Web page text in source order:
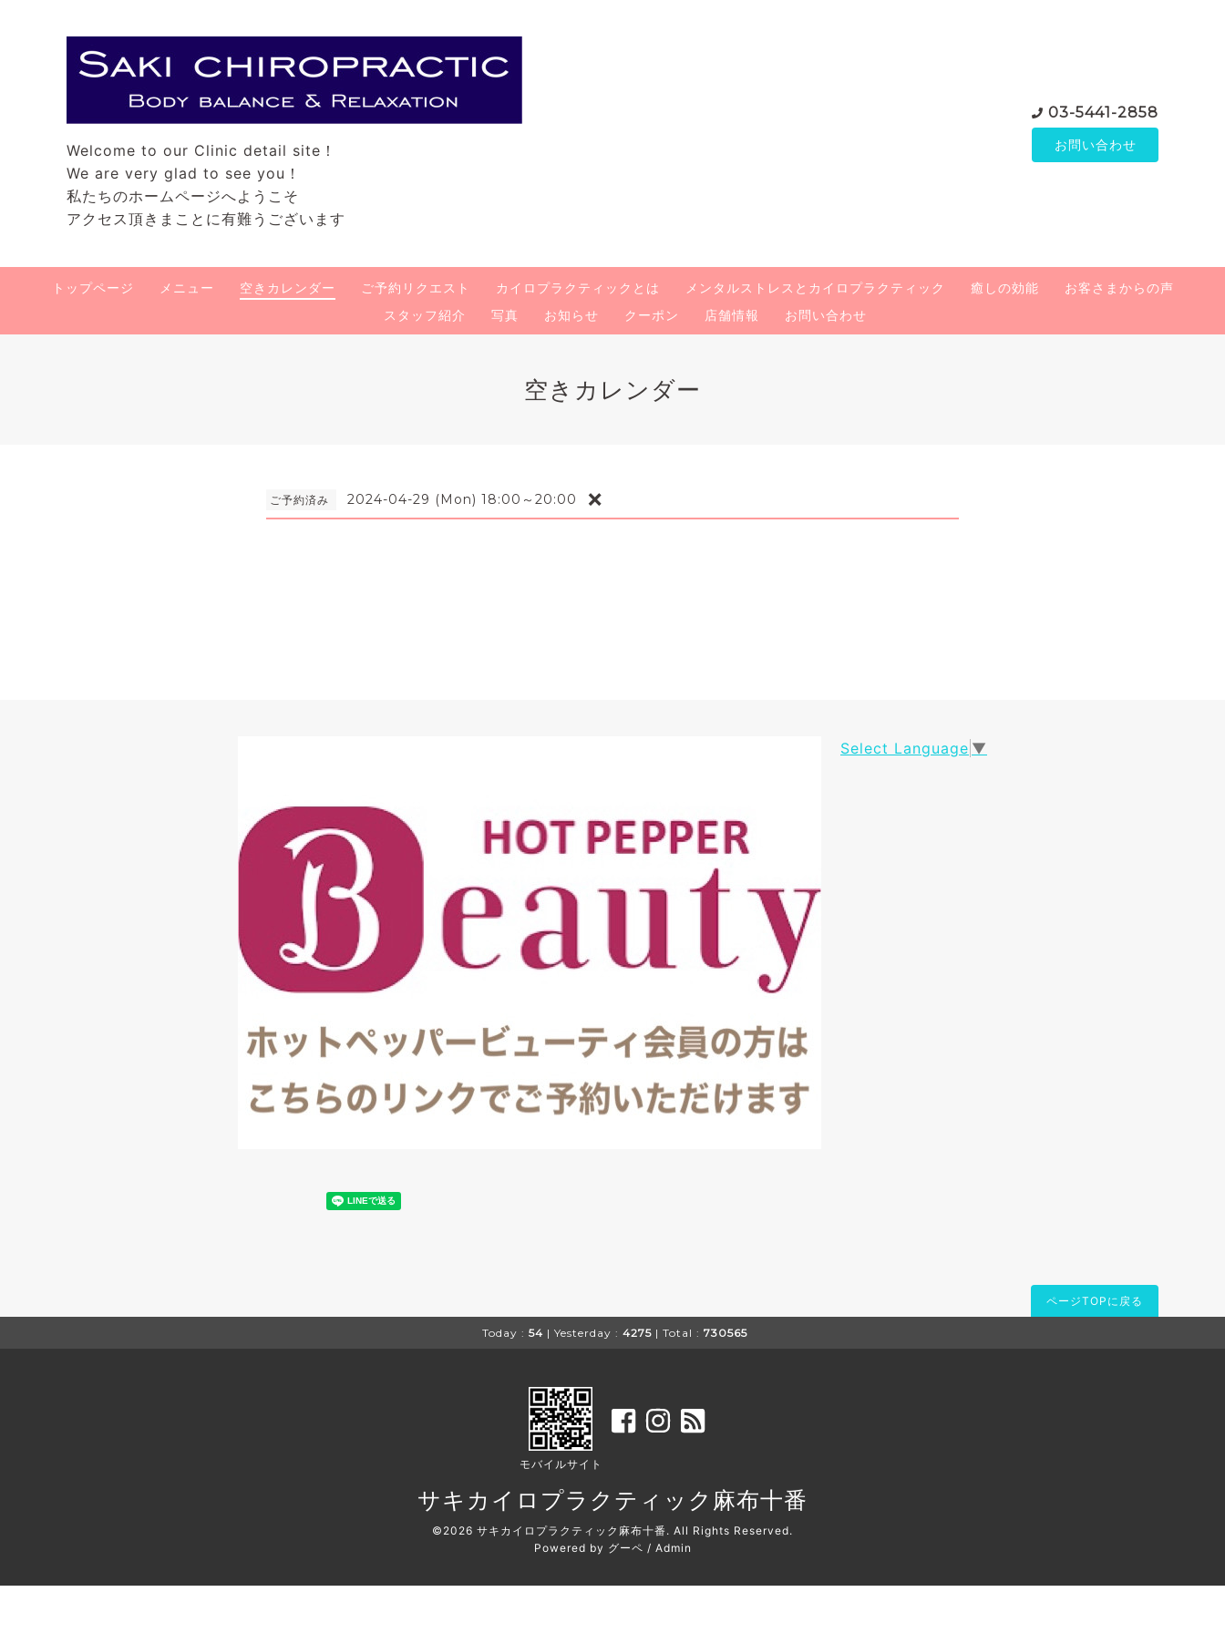
Welcome to our Clinic detail site！
We are very glad to see you！
私たちのホームページへようこそ
アクセス頂きまことに有難うございます
03-5441-2858
お問い合わせ
トップページ メニュー 空きカレンダー ご予約リクエスト カイロプラクティックとは メンタルストレスとカイロプラクティック 癒しの効能
お客さまからの声
スタッフ紹介
写真 お知らせ クーポン 店舗情報 お問い合わせ
空きカレンダー
ご予約済み 2024-04-29 (Mon) 18:00～20:00 ❌
Select Language ▼
ページTOPに戻る
Today : 54 | Yesterday : 4275 | Total : 730565
モバイルサイト
サキカイロプラクティック麻布十番
©2026 サキカイロプラクティック麻布十番 . All Rights Reserved.
Powered by グーペ / Admin